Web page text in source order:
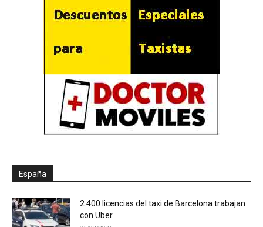
España
2.400 licencias del taxi de Barcelona trabajan
con Uber